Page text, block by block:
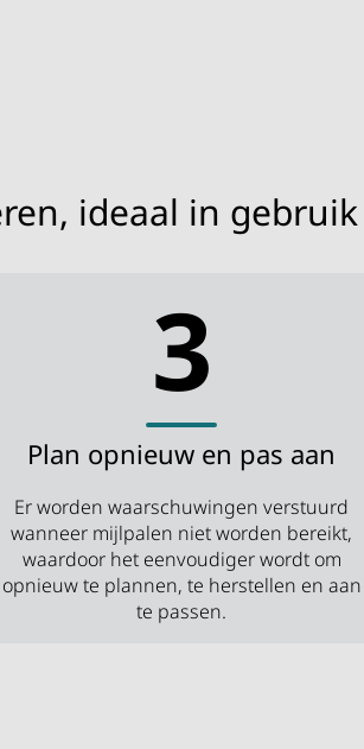
ideaal in gebruik
3
Plan opnieuw en pas aan
Er worden waarschuwingen verstuurd
wanneer mijlpalen niet worden bereikt,
waardoor het eenvoudiger wordt om
opnieuw te plannen, te herstellen en aan
te passen.